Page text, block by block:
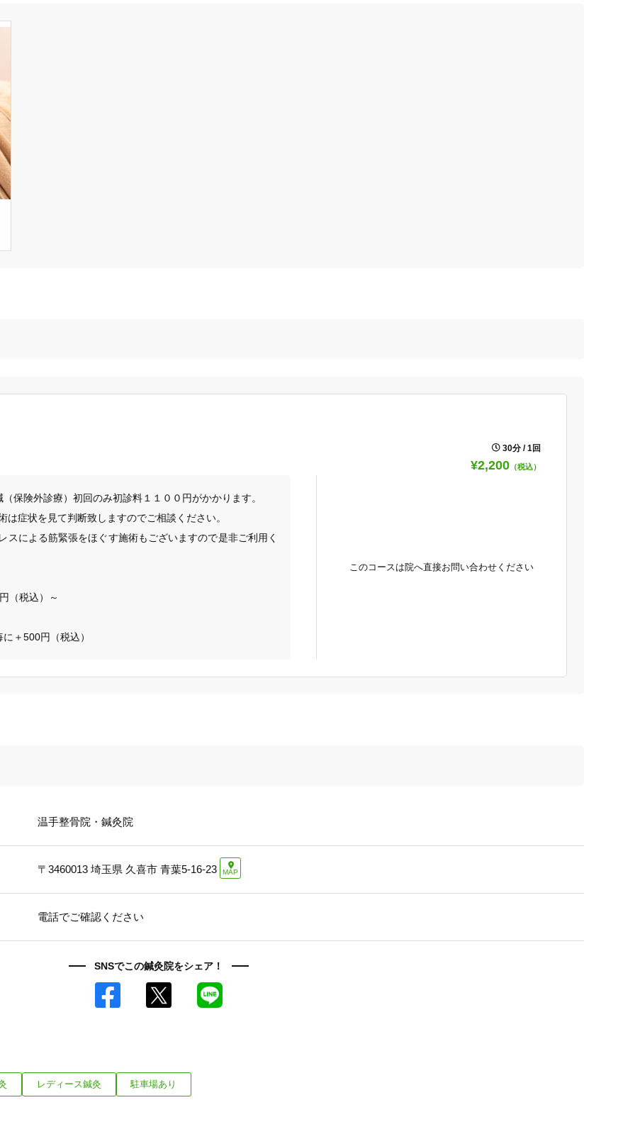
30分 / 1回
¥2,200 （税込）
保険外診療）初回のみ初診料１１００円がかかります。
は症状を見て判断致しますのでご相談ください。
スによる筋緊張をほぐす施術もございますので是非ご利用く
（税込）～
＋500円（税込）
このコースは院へ直接お問い合わせください
温手整骨院・鍼灸院
〒3460013 埼玉県 久喜市 青葉5-16-23 MAP
電話でご確認ください
SNSでこの鍼灸院をシェア！
Facebook
レディース鍼灸 駐車場あり